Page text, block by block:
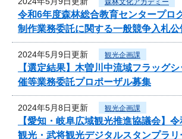
森林文化アカデミー
令和6年度森林総合教育センタープロ
制作業務委託に関する一般競争入札公
2024年5月9日更新 観光企画課
【選定結果】木曽川中流域フラッグ
催等業務委託プロポーザル募集
2024年5月8日更新 観光企画課
【愛知・岐阜広域観光推進協議会】
観光・武将観光デジタルスタンプラ